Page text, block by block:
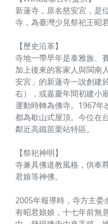
新蓮寺，原名慈安宮，是
寺，為臺灣少見祭祀王昭
【歷史沿革】
寺地一帶早年是泰雅族、
加上後來的客家人與閩南
安宮」的新蓮寺一說創建
右），或嘉慶年間初建小
運動時轉為佛寺。1967年
都為歇山式屋頂。今位在
鄰近高鐵苗栗站特區。
【祭祀神明】
寺兼具佛道教風格，供奉
君娘等神佛。
2005年報導時，寺方主委
有昭君娘娘，十七年前無